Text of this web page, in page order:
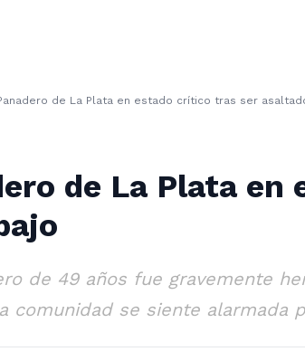
de La Plata en estado crítico tras ser
de La Plata
de 49 años fue gravemente
comunidad se siente alarmada